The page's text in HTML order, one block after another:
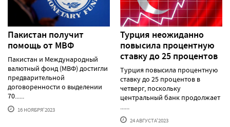
Пакистан получит
помощь от МВФ
Пакистан и Международный
валютный фонд (МВФ) достигли
предварительной
договоренности о выделении
70......
16 НОЯБРЯ'2023
Турция неожиданно
повысила процентную
ставку до 25 процентов
Турция повысила процентную
ставку до 25 процентов в
четверг, поскольку
центральный банк продолжает
......
24 АВГУСТА'2023